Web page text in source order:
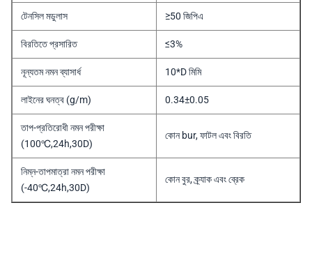
টেনসিল মডুলাস ≥50 জিপিএ
বিরতিতে প্রসারিত ≤3%
নূন্যতম নমন ব্যাসার্ধ 10*D মিমি
লাইনের ঘনত্ব (g/m) 0.34±0.05
তাপ-প্রতিরোধী নমন পরীক্ষা
(100℃,24h,30D)
কোন bur, ফাটল এবং বিরতি
নিম্ন-তাপমাত্রা নমন পরীক্ষা
(-40℃,24h,30D)
কোন বুর, ক্র্যাক এবং ব্রেক